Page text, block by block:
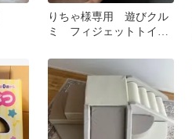
りちゃ様専用 遊びクル
ミ フィジェットトイ